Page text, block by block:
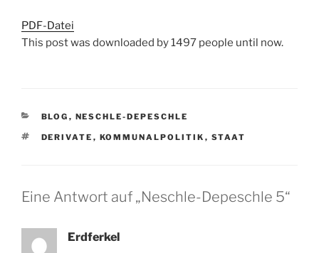
PDF-Datei
This post was downloaded by 1497 people until now.
KATEGORIEN
BLOG , NESCHLE-DEPESCHLE
SCHLAGWÖRTER
DERIVATE , KOMMUNALPOLITIK , STAAT
Eine Antwort auf „Neschle-Depeschle 5“
Erdferkel